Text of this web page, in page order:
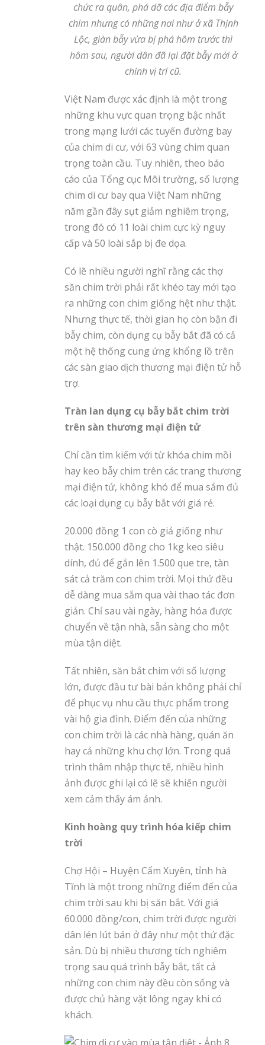
chức ra quân, phá dỡ các địa điểm bẫy
chim nhưng có những nơi như ở xã Thịnh
Lộc, giàn bẫy vừa bị phá hôm trước thì
hôm sau, người dân đã lại đặt bẫy mới ở
chính vị trí cũ.
Việt Nam được xác định là một trong
những khu vực quan trọng bậc nhất
trong mạng lưới các tuyến đường bay
của chim di cư, với 63 vùng chim quan
trọng toàn cầu. Tuy nhiên, theo báo
cáo của Tổng cục Môi trường, số lượng
chim di cư bay qua Việt Nam những
năm gần đây sụt giảm nghiêm trọng,
trong đó có 11 loài chim cực kỳ nguy
cấp và 50 loài sắp bị đe dọa.
Có lẽ nhiều người nghĩ rằng các thợ
săn chim trời phải rất khéo tay mới tạo
ra những con chim giống hệt như thật.
Nhưng thực tế, thời gian họ còn bận đi
bẫy chim, còn dụng cụ bẫy bắt đã có cả
một hệ thống cung ứng khổng lồ trên
các sàn giao dịch thương mại điện tử hỗ
trợ.
Tràn lan dụng cụ bẫy bắt chim trời
trên sàn thương mại điện tử
Chỉ cần tìm kiếm với từ khóa chim mồi
hay keo bẫy chim trên các trang thương
mại điện tử, không khó để mua sắm đủ
các loại dụng cụ bẫy bắt với giá rẻ.
20.000 đồng 1 con cò giả giống như
thật. 150.000 đồng cho 1kg keo siêu
dính, đủ để gắn lên 1.500 que tre, tàn
sát cả trăm con chim trời. Mọi thứ đều
dễ dàng mua sắm qua vài thao tác đơn
giản. Chỉ sau vài ngày, hàng hóa được
chuyển về tận nhà, sẵn sàng cho một
mùa tận diệt.
Tất nhiên, săn bắt chim với số lượng
lớn, được đầu tư bài bản không phải chỉ
để phục vụ nhu cầu thực phẩm trong
vài hộ gia đình. Điểm đến của những
con chim trời là các nhà hàng, quán ăn
hay cả những khu chợ lớn. Trong quá
trình thâm nhập thực tế, nhiều hình
ảnh được ghi lại có lẽ sẽ khiến người
xem cảm thấy ám ảnh.
Kinh hoàng quy trình hóa kiếp chim
trời
Chợ Hội – Huyện Cẩm Xuyên, tỉnh hà
Tĩnh là một trong những điểm đến của
chim trời sau khi bị săn bắt. Với giá
60.000 đồng/con, chim trời được người
dân lén lút bán ở đây như một thứ đặc
sản. Dù bị nhiều thương tích nghiêm
trọng sau quá trình bẫy bắt, tất cả
những con chim này đều còn sống và
được chủ hàng vặt lông ngay khi có
khách.